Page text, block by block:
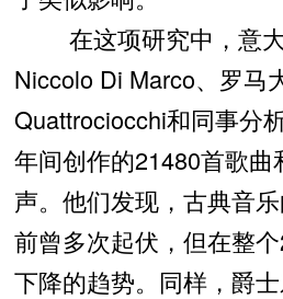
在这项研究中，意大
Niccolo Di Marco、罗马
Quattrociocchi和同事分
年间创作的21480首歌曲
声。他们发现，古典音
前曾多次起伏，但在整
下降的趋势。同样，爵